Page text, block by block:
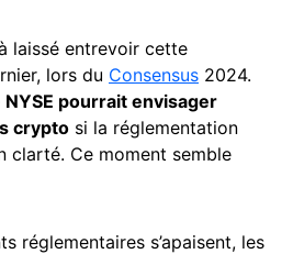
laissé entrevoir cette
lors du Consensus 2024.
NYSE pourrait envisager
crypto si la réglementation
clarté. Ce moment semble
réglementaires s’apaisent, les